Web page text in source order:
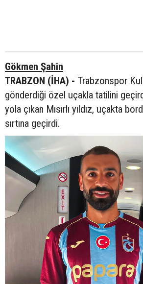
Gökmen Şahin
TRABZON (İHA) - Trabzonspor
gönderdiği özel uçakla tatilini
yola çıkan Mısırlı yıldız, uçakta
sırtına geçirdi.